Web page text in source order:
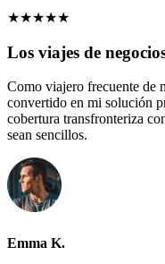
★★★★★
Los viajes de
Como viajero frecuente de
convertido en mi solución
cobertura transfronteriza
sean sencillos.
Emma K.